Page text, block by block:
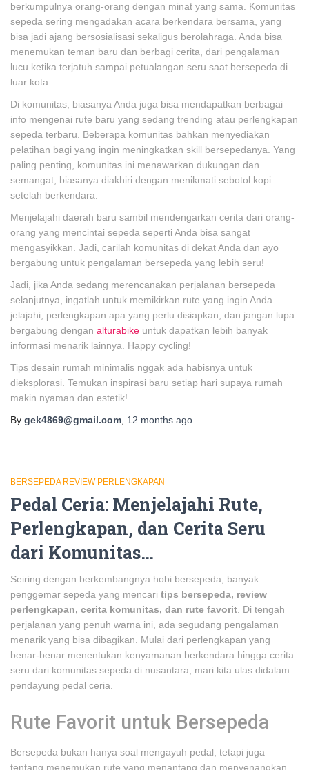
berkumpulnya orang-orang dengan minat yang sama. Komunitas
sepeda sering mengadakan acara berkendara bersama, yang
bisa jadi ajang bersosialisasi sekaligus berolahraga. Anda bisa
menemukan teman baru dan berbagi cerita, dari pengalaman
lucu ketika terjatuh sampai petualangan seru saat bersepeda di
luar kota.
Di komunitas, biasanya Anda juga bisa mendapatkan berbagai
info mengenai rute baru yang sedang trending atau perlengkapan
sepeda terbaru. Beberapa komunitas bahkan menyediakan
pelatihan bagi yang ingin meningkatkan skill bersepedanya. Yang
paling penting, komunitas ini menawarkan dukungan dan
semangat, biasanya diakhiri dengan menikmati sebotol kopi
setelah berkendara.
Menjelajahi daerah baru sambil mendengarkan cerita dari orang-
orang yang mencintai sepeda seperti Anda bisa sangat
mengasyikkan. Jadi, carilah komunitas di dekat Anda dan ayo
bergabung untuk pengalaman bersepeda yang lebih seru!
Jadi, jika Anda sedang merencanakan perjalanan bersepeda
selanjutnya, ingatlah untuk memikirkan rute yang ingin Anda
jelajahi, perlengkapan apa yang perlu disiapkan, dan jangan lupa
bergabung dengan alturabike untuk dapatkan lebih banyak
informasi menarik lainnya. Happy cycling!
Tips desain rumah minimalis nggak ada habisnya untuk
dieksplorasi. Temukan inspirasi baru setiap hari supaya rumah
makin nyaman dan estetik!
By gek4869@gmail.com 12 months ago
BERSEPEDA REVIEW PERLENGKAPAN
Pedal Ceria: Menjelajahi Rute,
Perlengkapan, dan Cerita Seru
dari Komunitas…
Seiring dengan berkembangnya hobi bersepeda, banyak
penggemar sepeda yang mencari tips bersepeda, review
perlengkapan, cerita komunitas, dan rute favorit . Di tengah
perjalanan yang penuh warna ini, ada segudang pengalaman
menarik yang bisa dibagikan. Mulai dari perlengkapan yang
benar-benar menentukan kenyamanan berkendara hingga cerita
seru dari komunitas sepeda di nusantara, mari kita ulas didalam
pendayung pedal ceria.
Rute Favorit untuk Bersepeda
Bersepeda bukan hanya soal mengayuh pedal, tetapi juga
tentang menemukan rute yang menantang dan menyenangkan.